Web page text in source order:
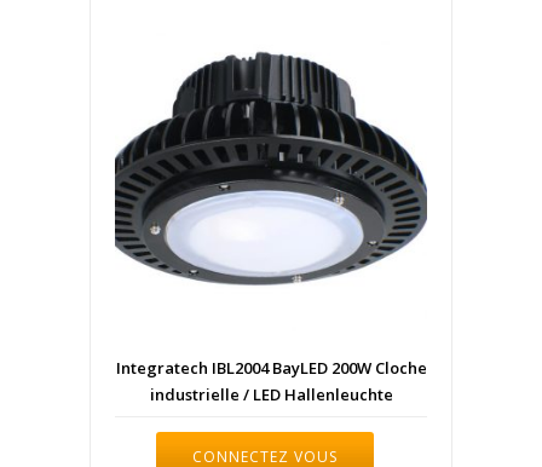
Integratech IBL2004 BayLED 200W Cloche
industrielle / LED Hallenleuchte
CONNECTEZ VOUS